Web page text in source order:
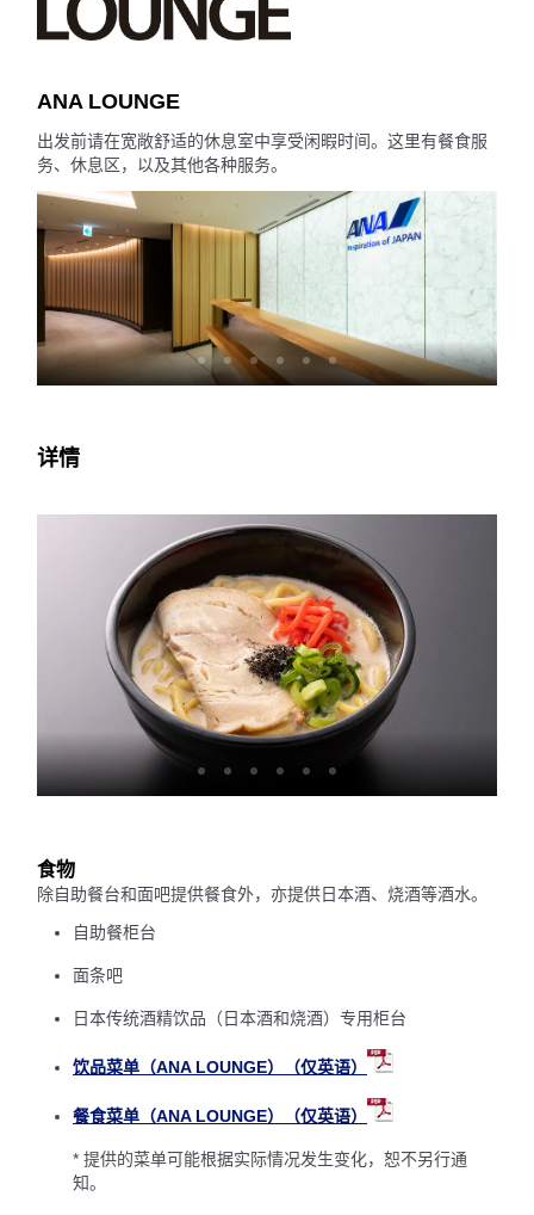
ANA LOUNGE
出发前请在宽敞舒适的休息室中享受闲暇时间。这里有餐食服
务、休息区，以及其他各种服务。
详情
食物
除自助餐台和面吧提供餐食外，亦提供日本酒、烧酒等酒水。
自助餐柜台
面条吧
日本传统酒精饮品（日本酒和烧酒）专用柜台
饮品菜单（ANA LOUNGE）（仅英语）
餐食菜单（ANA LOUNGE）（仅英语）
* 提供的菜单可能根据实际情况发生变化，恕不另行通
知。